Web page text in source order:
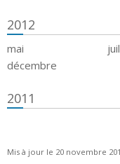
2012
mai
décembre
2011
Mis à jour le 20 novembre